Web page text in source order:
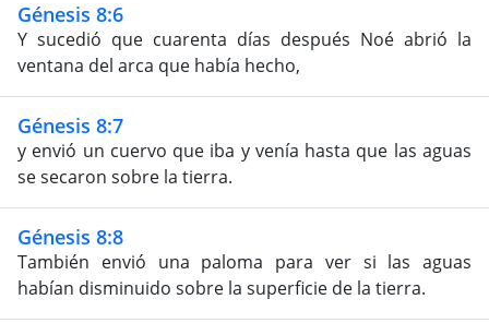
Génesis 8:6
Y sucedió que cuarenta días después Noé abrió la
ventana del arca que había hecho,
Génesis 8:7
y envió un cuervo que iba y venía hasta que las aguas
se secaron sobre la tierra.
Génesis 8:8
También envió una paloma para ver si las aguas
habían disminuido sobre la superficie de la tierra.